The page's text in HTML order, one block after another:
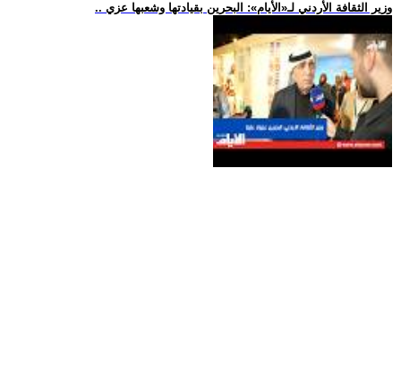
.. وزير الثقافة الأردني لـ«الأيام»: البحرين بقيادتها وشعبها عزي